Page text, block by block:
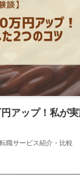
アップ！私が
転職サービス紹介・比較